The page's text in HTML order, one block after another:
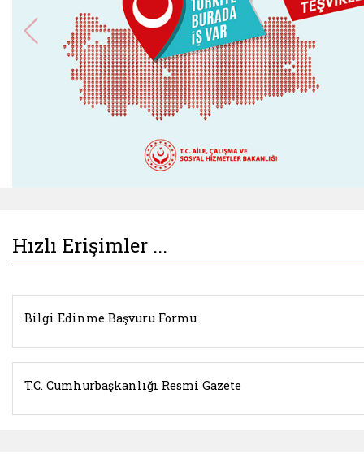
Hızlı Erişimler ...
Bilgi Edinme Başvuru Formu
T.C. Cumhurbaşkanlığı Resmi Gazete